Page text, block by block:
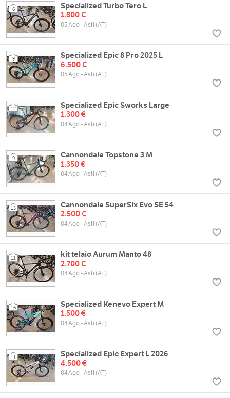
6
Specialized Turbo Tero L
1.800 €
05 Ago - Asti (AT)
9
Specialized Epic 8 Pro 2025 L
6.500 €
05 Ago - Asti (AT)
12
Specialized Epic Sworks Large
1.300 €
04 Ago - Asti (AT)
9
Cannondale Topstone 3 M
1.350 €
04 Ago - Asti (AT)
13
Cannondale SuperSix Evo SE 54
2.500 €
04 Ago - Asti (AT)
11
kit telaio Aurum Manto 48
2.700 €
04 Ago - Asti (AT)
16
Specialized Kenevo Expert M
1.500 €
04 Ago - Asti (AT)
11
Specialized Epic Expert L 2026
4.500 €
04 Ago - Asti (AT)